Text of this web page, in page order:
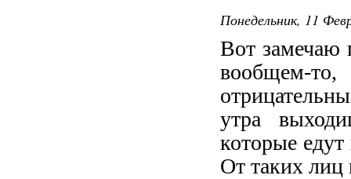
Понедельник, 11
Вот замечаю
вообщем-
утра
которые
От таких